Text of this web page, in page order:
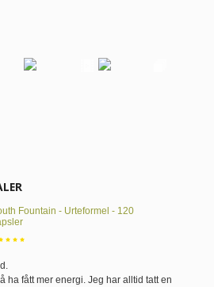
Fountain - Urteformel - 120
.
ha fått mer energi. Jeg har alltid tatt en